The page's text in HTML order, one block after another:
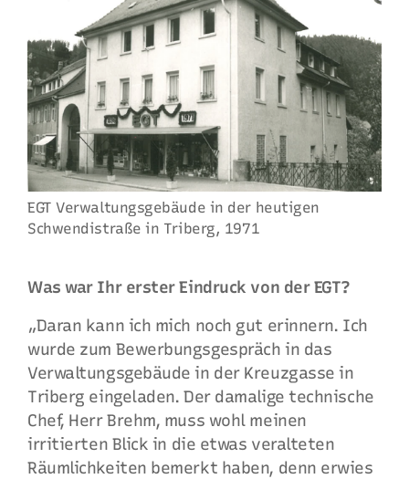
EGT Verwaltungsgebäude in der heutigen
Schwendistraße in Triberg, 1971
Was war Ihr erster Eindruck von der EGT?
„Daran kann ich mich noch gut erinnern. Ich
wurde zum Bewerbungsgespräch in das
Verwaltungsgebäude in der Kreuzgasse in
Triberg eingeladen. Der damalige technische
Chef, Herr Brehm, muss wohl meinen
irritierten Blick in die etwas veralteten
Räumlichkeiten bemerkt haben, denn erwies